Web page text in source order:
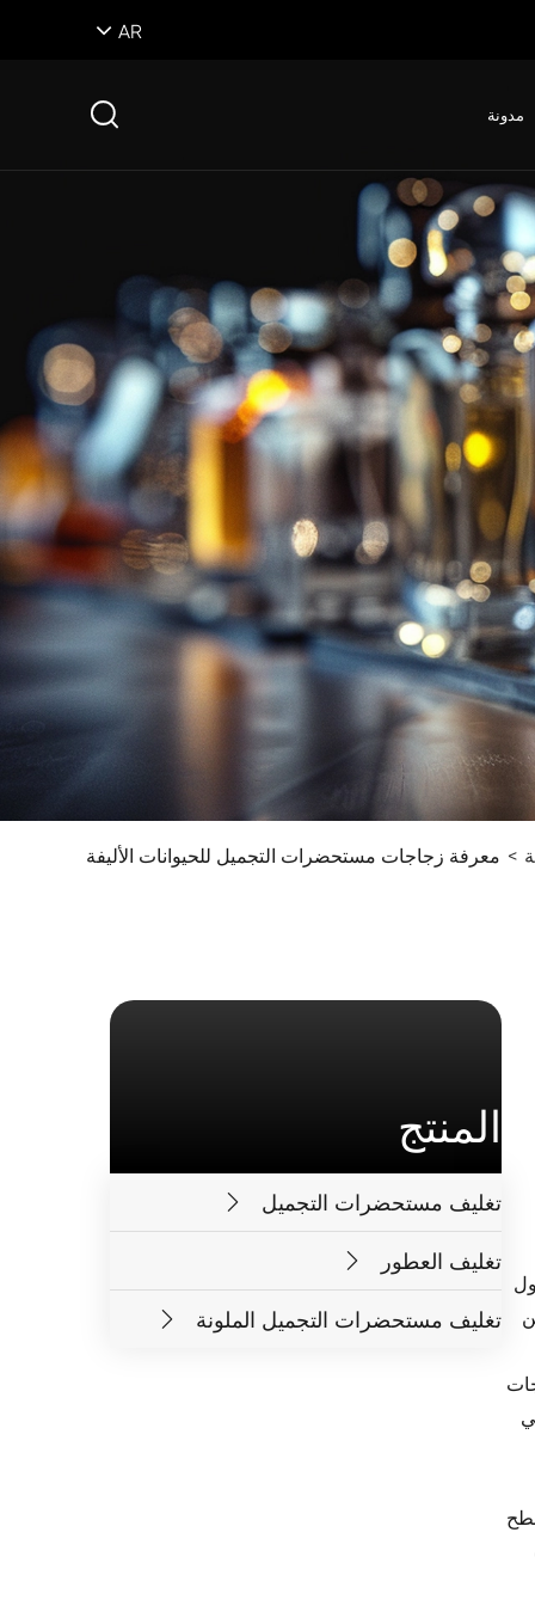
AR
مدونة
معرفة زجاجات مستحضرات التجميل للحيوانات الأليفة
المنتج
تغليف مستحضرات التجميل
تغليف العطور
تغليف مستحضرات التجميل الملونة